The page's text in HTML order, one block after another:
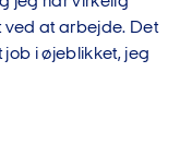
ved at arbejde. Det
i øjeblikket, jeg